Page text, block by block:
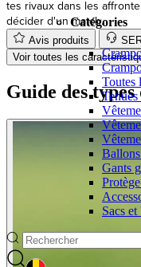
Catégories
Toutes
Gants
Sacs et
Avis produits
Voir toutes les
Guide des types